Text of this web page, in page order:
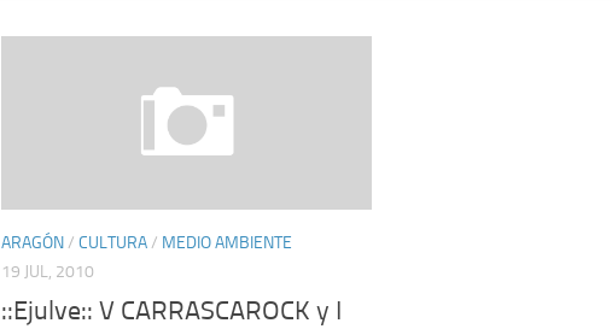
ARAGÓN/ CULTURA/ MEDIO AMBIENTE
19 JUL, 2010
::Ejulve:: V CARRASCAROCK y I